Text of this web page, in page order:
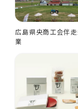
広島県央商工会伴
業